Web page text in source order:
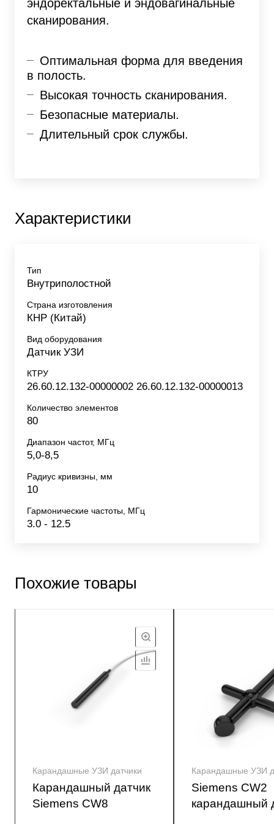
эндоректальные и эндовагинальные
сканирования.
Оптимальная форма для введения
в полость.
Высокая точность сканирования.
Безопасные материалы.
Длительный срок службы.
Характеристики
Тип
Внутриполостной
Страна изготовления
КНР (Китай)
Вид оборудования
Датчик УЗИ
КТРУ
26.60.12.132-00000002 26.60.12.132-00000013
Количество элементов
80
Диапазон частот, МГц
5,0-8,5
Радиус кривизны, мм
10
Гармонические частоты, МГц
3.0 - 12.5
Похожие товары
Карандашные УЗИ датчики
Карандашный датчик
Siemens CW8
Карандашные УЗИ
Siemens CW2
карандашный